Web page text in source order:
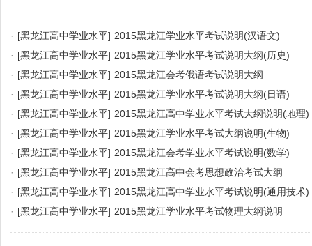
· [黑龙江高中学业水平] 2015黑龙江学业水平考试说明(汉语文)
· [黑龙江高中学业水平] 2015黑龙江学业水平考试说明大纲(历史)
· [黑龙江高中学业水平] 2015黑龙江会考俄语考试说明大纲
· [黑龙江高中学业水平] 2015黑龙江学业水平考试说明大纲(日语)
· [黑龙江高中学业水平] 2015黑龙江高中学业水平考试大纲说明(地理)
· [黑龙江高中学业水平] 2015黑龙江学业水平考试大纲说明(生物)
· [黑龙江高中学业水平] 2015黑龙江会考学业水平考试说明(数学)
· [黑龙江高中学业水平] 2015黑龙江高中会考思想政治考试大纲
· [黑龙江高中学业水平] 2015黑龙江高中学业水平考试说明(通用技术)
· [黑龙江高中学业水平] 2015黑龙江学业水平考试物理大纲说明